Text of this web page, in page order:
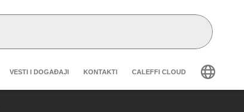
Header secondary navigation
VESTI I DOGAĐAJI KONTAKTI CALEFFI CLOUD